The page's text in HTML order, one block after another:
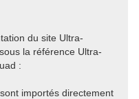
du site Ultra-
la référence Ultra-
:
importés directement